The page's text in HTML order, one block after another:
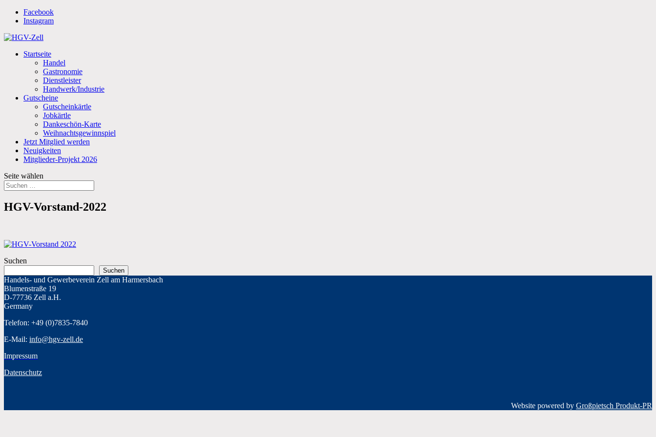
Facebook
Instagram
Startseite
Handel
Gastronomie
Dienstleister
Handwerk/Industrie
Gutscheine
Gutscheinkärtle
Jobkärtle
Dankeschön-Karte
Weihnachtsgewinnspiel
Jetzt Mitglied werden
Neuigkeiten
Mitglieder-Projekt 2026
Seite wählen
HGV-Vorstand-2022
Suchen
Suchen
Handels- und Gewerbeverein Zell am Harmersbach
Blumenstraße 19
D-77736 Zell a.H.
Germany
Telefon: +49 (0)7835-7840
E-Mail: info@hgv-zell.de
Impressum
Datenschutz
Website powered by Großpietsch Produkt-PR